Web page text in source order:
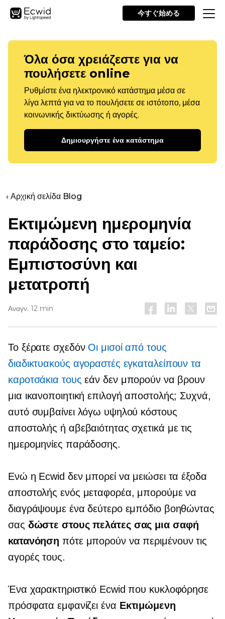
今すぐ始める
Όλα όσα χρειάζεστε για να
πουλήσετε online
Ρυθμίστε ένα ηλεκτρονικό κατάστημα μέσα σε
λίγα λεπτά για να το πουλήσετε σε ιστότοπο, μέσα
κοινωνικής δικτύωσης ή αγορές.
Δημιουργήστε ένα κατάστημα
‹ Αρχική σελίδα Blog
Εκτιμώμενη ημερομηνία
παράδοσης στο ταμείο:
Εμπιστοσύνη και
μετατροπή
Αναγν. 12 min
Το ξέρατε σχεδόν Οι μισοί από τους
διαδικτυακούς αγοραστές εγκαταλείπουν τα
καροτσάκια τους εάν δεν μπορούν να βρουν
μια ικανοποιητική επιλογή αποστολής; Συχνά,
αυτό συμβαίνει λόγω υψηλού κόστους
αποστολής ή αβεβαιότητας σχετικά με τις
ημερομηνίες παράδοσης.
Ενώ η Ecwid δεν μπορεί να μειώσει τα έξοδα
αποστολής ενός μεταφορέα, μπορούμε να
διαγράψουμε ένα δεύτερο εμπόδιο βοηθώντας
σας δώστε στους πελάτες σας μια σαφή
κατανόηση πότε μπορούν να περιμένουν τις
αγορές τους.
Ένα χαρακτηριστικό Ecwid που κυκλοφόρησε
πρόσφατα εμφανίζει ένα Εκτιμώμενη